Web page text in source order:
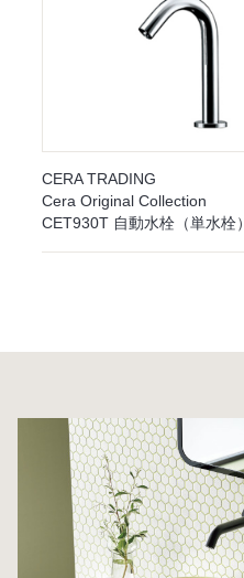
CERA TRADING
Cera Original Collection
CET930T 自動水栓（単水栓）